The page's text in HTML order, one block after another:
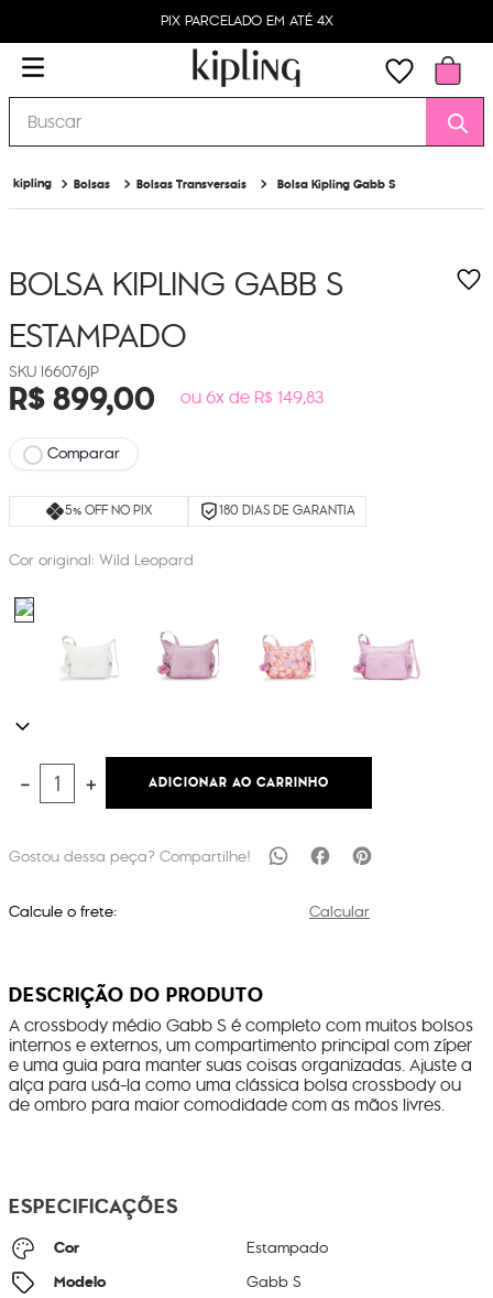
PIX PARCELADO EM ATÉ 4X
Buscar
Bolsas Bolsas Transversais Bolsa Kipling Gabb S
BOLSA KIPLING GABB S
ESTAMPADO
I66076JP
R$899,00 ou 6x de R$ 149,83
Comparar
5% OFF NO PIX 180 DIAS DE GARANTIA
Cor original: Wild Leopard
＋
－ ADICIONAR AO CARRINHO
Calcule o frete: Calcular
DESCRIÇÃO DO PRODUTO
A crossbody médio Gabb S é completo com muitos bolsos
internos e externos, um compartimento principal com zíper
e uma guia para manter suas coisas organizadas. Ajuste a
alça para usá-la como uma clássica bolsa crossbody ou
de ombro para maior comodidade com as mãos livres.
ESPECIFICAÇÕES
Cor Estampado
Modelo Gabb S